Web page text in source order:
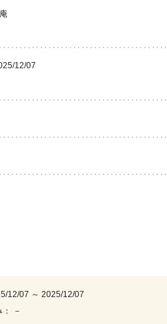
12/07
12/07 ～ 2025/12/07
： －